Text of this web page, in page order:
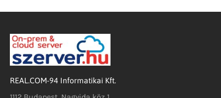
REAL.COM-94 Informatikai Kft.